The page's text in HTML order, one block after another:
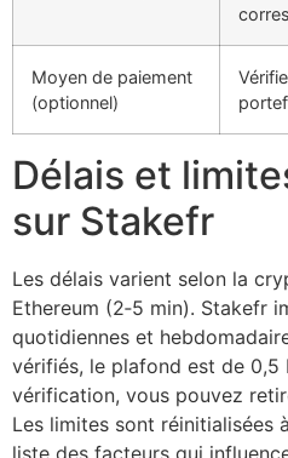
Moyen de paiement
(optionnel)
Délais et
sur Stakefr
Les délais varient selon la
Ethereum (2‑5 min). Stakefr
quotidiennes et
vérifiés, le plafond est de 0,5
vérification, vous pouvez
Les limites sont réinitialisées
liste des facteurs qui